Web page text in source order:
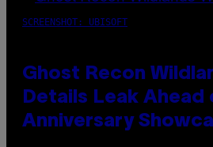
SCREENSHOT: UBISOFT
Ghost Recon
Details Leak Ahead
Anniversary